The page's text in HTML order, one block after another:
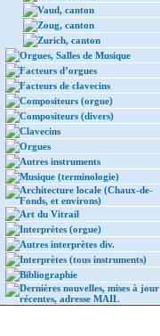
Vaud, canton
Zoug, canton
Zurich, canton
Orgues, Salles de Musique
Facteurs d’orgues
Facteurs de clavecins
Compositeurs (orgue)
Compositeurs (divers)
Clavecins
Orgues
Autres instruments
Musique (terminologie)
Architecture locale (Chaux-de-
Fonds, et environs)
Art du Vitrail
Interprètes (orgue)
Autres interprètes div.
Interprètes (tous instruments)
Bibliographie
Dernières nouvelles, mises à jour
récentes, adresse MAIL